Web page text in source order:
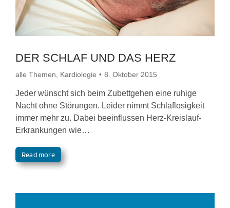
DER SCHLAF UND DAS HERZ
alle Themen, Kardiologie 8. Oktober 2015
Jeder wünscht sich beim Zubettgehen eine ruhige
Nacht ohne Störungen. Leider nimmt Schlaflosigkeit
immer mehr zu. Dabei beeinflussen Herz-Kreislauf-
Erkrankungen wie…
Read more